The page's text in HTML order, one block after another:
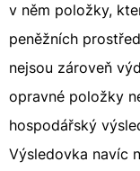
v něm položky,
peněžních
nejsou zároveň
opravné položky
hospodářský
Výsledovka navíc